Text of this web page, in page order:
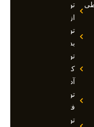
تور
ازمیر
تور
بدروم
تور
کوش
آداسی
تور
فتحیه
تور